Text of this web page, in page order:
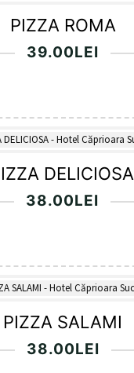
PIZZA ROMA
39.00LEI
DELICIOSA
38.00LEI
PIZZA SALAMI
38.00LEI